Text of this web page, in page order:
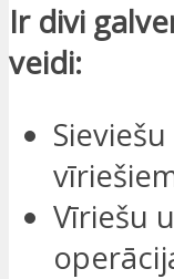
Ir divi
veidi:
Vīriešu